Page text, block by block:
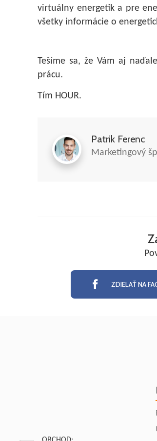
virtuálny energetik a pre
všetky informácie o
Tešíme sa, že Vám aj
prácu.
Tím HOUR.
Patrik Ferenc
Marketingový
ZDIELAŤ NA